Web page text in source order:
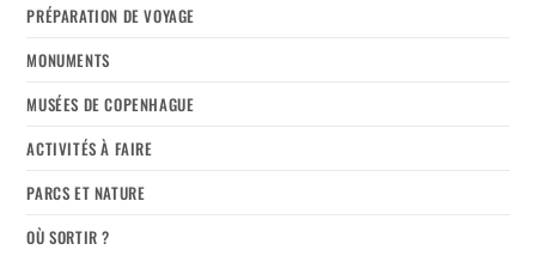
PRÉPARATION DE VOYAGE
MONUMENTS
MUSÉES DE COPENHAGUE
ACTIVITÉS À FAIRE
PARCS ET NATURE
OÙ SORTIR ?